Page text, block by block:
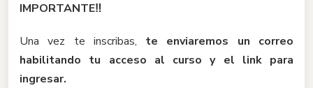
IMPORTANTE‼️
Una vez te inscribas, te enviaremos un correo
habilitando tu acceso al curso y el link para
ingresar.